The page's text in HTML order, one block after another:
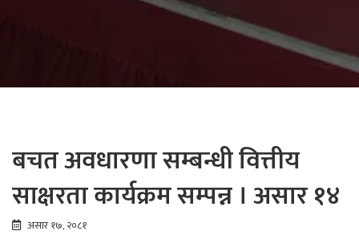
बचत अवधारणा सम्बन्धी वित्तीय
साक्षरता कार्यक्रम सम्पन्न । असार १४
असार १७, २०८१